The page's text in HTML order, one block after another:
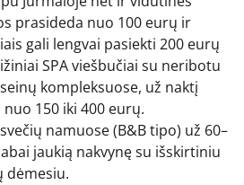
prasideda nuo 100 eurų ir
gali lengvai pasiekti 200 eurų
SPA viešbučiai su neribotu
kompleksuose, už naktį
150 iki 400 eurų.
namuose (B&B tipo) už 60–
jaukią nakvynę su išskirtiniu
dėmesiu.